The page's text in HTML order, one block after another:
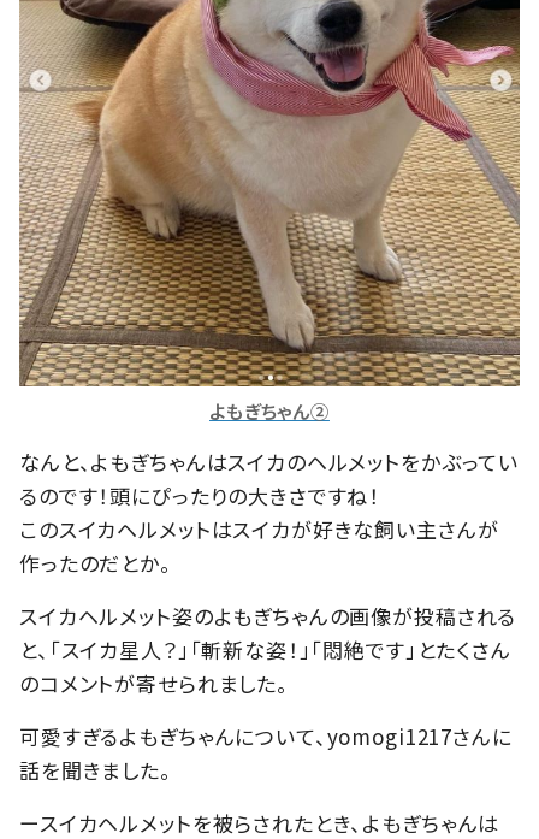
よもぎちゃん②
なんと、よもぎちゃんはスイカのヘルメットをかぶってい
るのです！頭にぴったりの大きさですね！
このスイカヘルメットはスイカが好きな飼い主さんが
作ったのだとか。
スイカヘルメット姿のよもぎちゃんの画像が投稿される
と、「スイカ星人？」「斬新な姿！」「悶絶です」とたくさん
のコメントが寄せられました。
可愛すぎるよもぎちゃんについて、yomogi1217さんに
話を聞きました。
ースイカヘルメットを被らされたとき、よもぎちゃんは